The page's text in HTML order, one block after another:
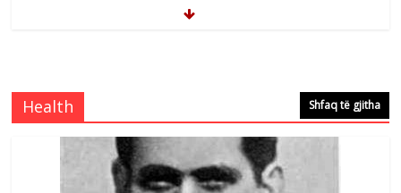
e invalidëve në Fushë Kosovë
Comments Off
Çlirimtari Agron Gërvalla me takime pune
në atdhe të shoqerisë Levizja
Health Shfaq të gjitha